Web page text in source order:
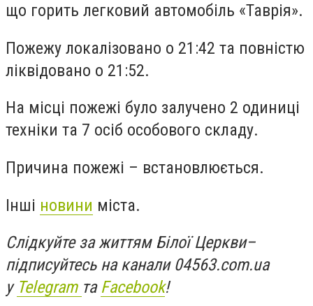
що горить легковий автомобіль «Таврія».
Пожежу локалізовано о 21:42 та повністю
ліквідовано о 21:52.
На місці пожежі було залучено 2 одиниці
техніки та 7 осіб особового складу.
Причина пожежі – встановлюється.
Інші новини міста.
Слідкуйте за життям Білої Церкви–
підписуйтесь на канали 04563.com.ua
у Telegram та Facebook!